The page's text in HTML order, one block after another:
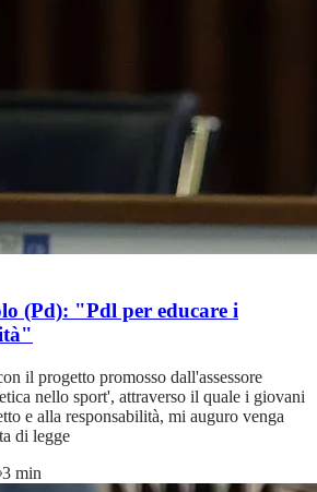
(Pd): "Pdl per educare i
il progetto promosso dall'assessore
nello sport', attraverso il quale i giovani
e alla responsabilità, mi auguro venga
di legge
3 min